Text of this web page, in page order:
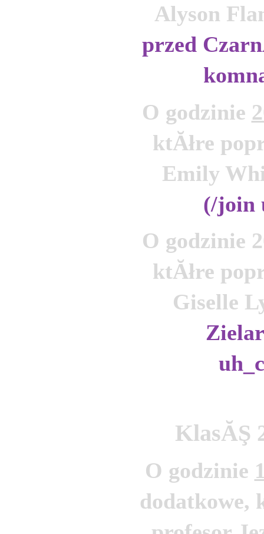
Alyson
przed
O godzinie
ktĂłre
Emily
(/join
O godzinie
ktĂłre
KlasĂŞ
O godzinie
dodatkowe,